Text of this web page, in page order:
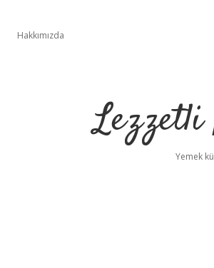
Hakkımızda
Lezzetli
Yemek